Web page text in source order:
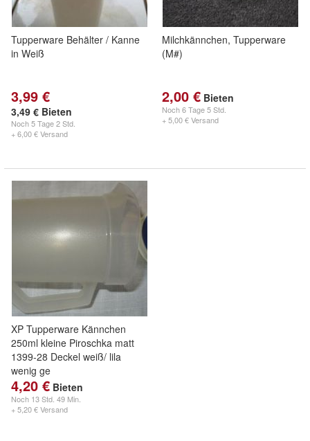
Tupperware Behälter / Kanne
in Weiß
3,99 €
3,49 € Bieten
Noch5 Tage 2 Std.
+ 6,00 € Versand
Milchkännchen, Tupperware
(M#)
2,00 € Bieten
Noch6 Tage 5 Std.
+ 5,00 € Versand
XP Tupperware Kännchen
250ml kleine Piroschka matt
1399-28 Deckel weiß/ lila
wenig ge
4,20 € Bieten
Noch 13 Std. 49 Min.
+ 5,20 € Versand